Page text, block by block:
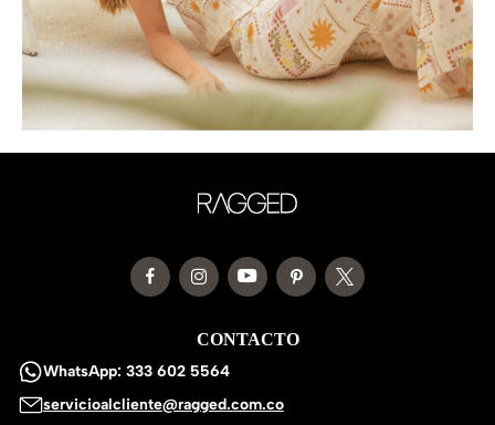
CONTACTO
WhatsApp: 333 602 5564
servicioalcliente@ragged.com.co